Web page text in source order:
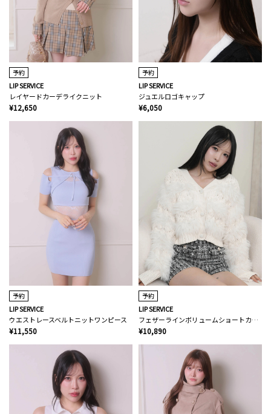
予約
LIP SERVICE
レイヤードカーデライクニット
¥12,650
予約
LIP SERVICE
ジュエルロゴキャップ
¥6,050
予約
LIP SERVICE
ウエストレースベルトニットワンピース
¥11,550
予約
LIP SERVICE
フェザーラインボリュームショートカーディガン
¥10,890